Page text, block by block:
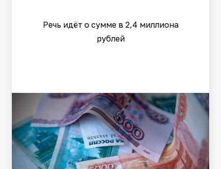
Речь идёт о сумме в 2,4 миллиона
рублей